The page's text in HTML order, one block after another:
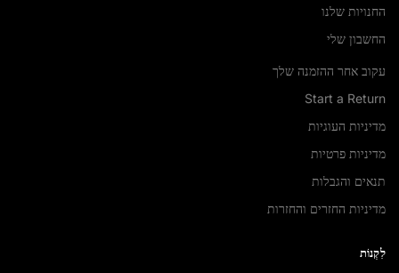
החנויות שלנו
החשבון שלי
עקוב אחר ההזמנה שלך
Start a Return
מדיניות העוגיות
מדיניות פרטיות
תנאים והגבלות
מדיניות החזרים והחזרות
לִקְנוֹת